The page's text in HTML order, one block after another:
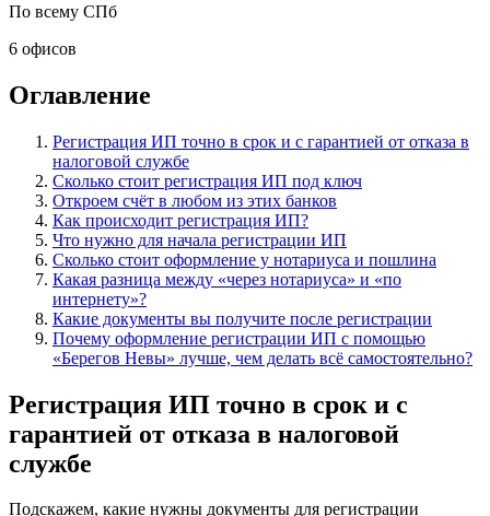
По всему СПб
6 офисов
Оглавление
Регистрация ИП точно в срок и с гарантией от отказа в
налоговой службе
Сколько стоит регистрация ИП под ключ
Откроем счёт в любом из этих банков
Как происходит регистрация ИП?
Что нужно для начала регистрации ИП
Сколько стоит оформление у нотариуса и пошлина
Какая разница между «через нотариуса» и «по
интернету»?
Какие документы вы получите после регистрации
Почему оформление регистрации ИП с помощью
«Берегов Невы» лучше, чем делать всё самостоятельно?
Регистрация ИП точно в срок и с
гарантией от отказа в налоговой
службе
Подскажем, какие нужны документы для регистрации